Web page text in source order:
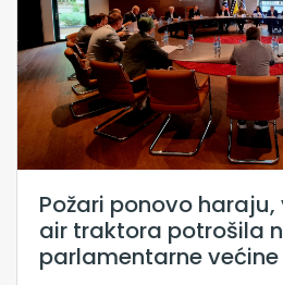
Požari ponovo
air traktora potrošila
parlamentarne većine